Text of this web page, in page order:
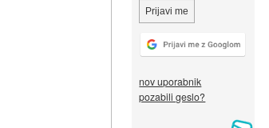
nov uporabnik
pozabili geslo?